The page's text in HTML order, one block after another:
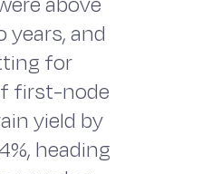
years, and
for
first-node
yield by
heading